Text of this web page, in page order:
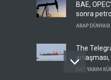
BAE,
sonra
düzeye
ARAP DÜNYASI
The
anlaşması,
BATI YARIM